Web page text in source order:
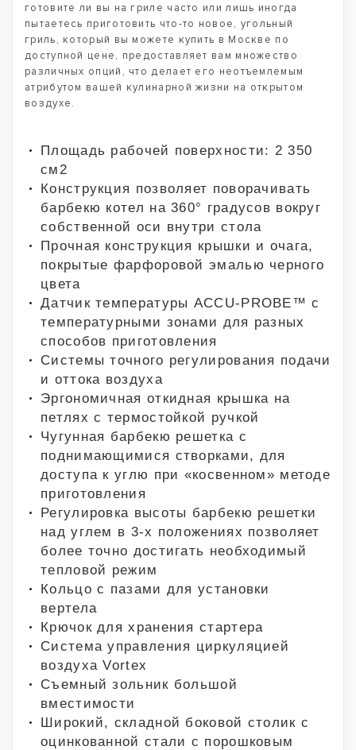
готовите ли вы на гриле часто или лишь иногда
пытаетесь приготовить что-то новое, угольный
гриль, который вы можете купить в Москве по
доступной цене, предоставляет вам множество
различных опций, что делает его неотъемлемым
атрибутом вашей кулинарной жизни на открытом
воздухе.
Площадь рабочей поверхности: 2 350
см2
Конструкция позволяет поворачивать
барбекю котел на 360° градусов вокруг
собственной оси внутри стола
Прочная конструкция крышки и очага,
покрытые фарфоровой эмалью черного
цвета
Датчик температуры ACCU-PROBE™ с
температурными зонами для разных
способов приготовления
Системы точного регулирования подачи
и оттока воздуха
Эргономичная откидная крышка на
петлях с термостойкой ручкой
Чугунная барбекю решетка с
поднимающимися створками, для
доступа к углю при «косвенном» методе
приготовления
Регулировка высоты барбекю решетки
над углем в 3-х положениях позволяет
более точно достигать необходимый
тепловой режим
Кольцо с пазами для установки
вертела
Крючок для хранения стартера
Система управления циркуляцией
воздуха Vortex
Съемный зольник большой
вместимости
Широкий, складной боковой столик с
оцинкованной стали с порошковым